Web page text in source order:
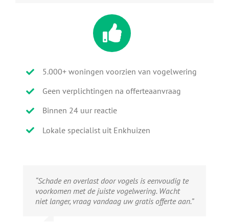
5.000+ woningen voorzien van vogelwering
Geen verplichtingen na offerteaanvraag
Binnen 24 uur reactie
Lokale specialist uit Enkhuizen
“Schade en overlast door vogels is eenvoudig te
voorkomen met de juiste vogelwering. Wacht
niet langer, vraag vandaag uw gratis offerte aan.”